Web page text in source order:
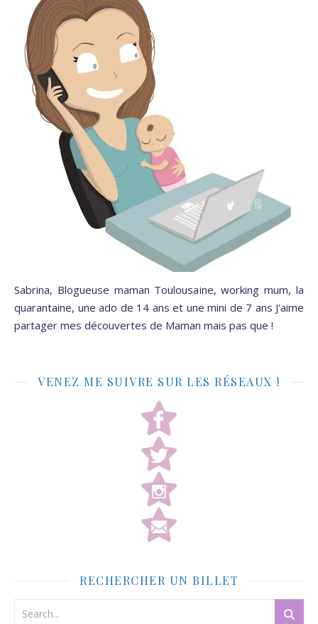
Sabrina, Blogueuse maman Toulousaine, working mum, la
quarantaine, une ado de 14 ans et une mini de 7 ans J'aime
partager mes découvertes de Maman mais pas que !
VENEZ ME SUIVRE SUR LES RÉSEAUX !
RECHERCHER UN BILLET